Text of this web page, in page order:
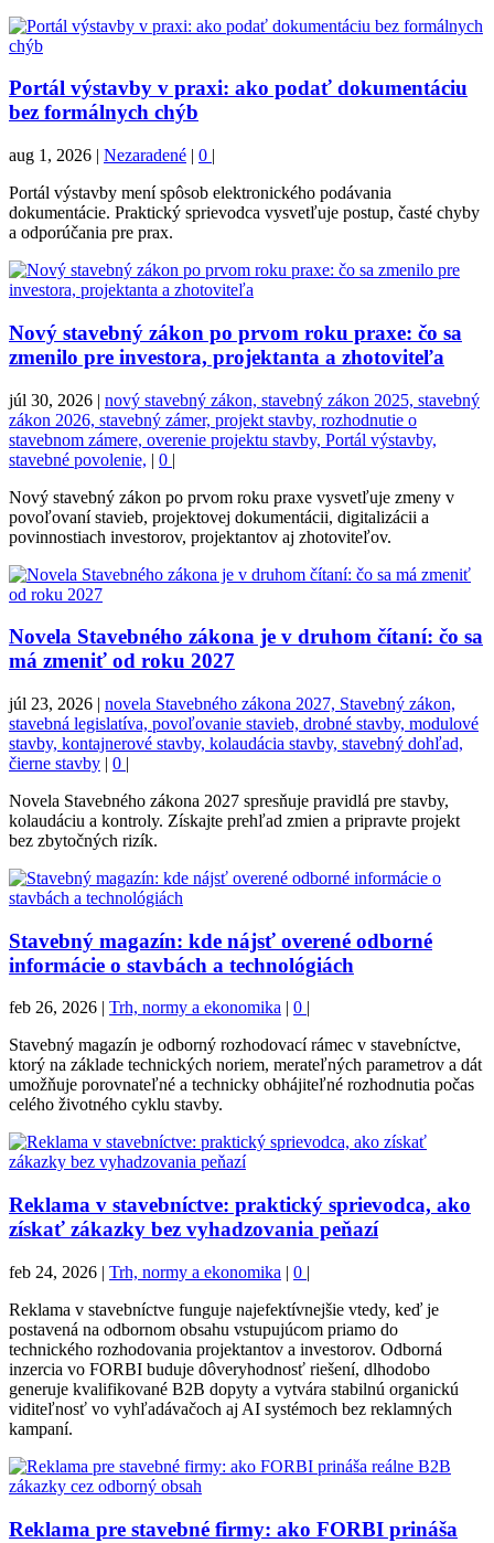
Portál výstavby v praxi: ako podať dokumentáciu
bez formálnych chýb
aug 1, 2026 | Nezaradené | 0 |
Portál výstavby mení spôsob elektronického podávania
dokumentácie. Praktický sprievodca vysvetľuje postup, časté chyby
a odporúčania pre prax.
Nový stavebný zákon po prvom roku praxe: čo sa
zmenilo pre investora, projektanta a zhotoviteľa
júl 30, 2026 | nový stavebný zákon, stavebný zákon 2025, stavebný
zákon 2026, stavebný zámer, projekt stavby, rozhodnutie o
stavebnom zámere, overenie projektu stavby, Portál výstavby,
stavebné povolenie, | 0 |
Nový stavebný zákon po prvom roku praxe vysvetľuje zmeny v
povoľovaní stavieb, projektovej dokumentácii, digitalizácii a
povinnostiach investorov, projektantov aj zhotoviteľov.
Novela Stavebného zákona je v druhom čítaní: čo sa
má zmeniť od roku 2027
júl 23, 2026 | novela Stavebného zákona 2027, Stavebný zákon,
stavebná legislatíva, povoľovanie stavieb, drobné stavby, modulové
stavby, kontajnerové stavby, kolaudácia stavby, stavebný dohľad,
čierne stavby | 0 |
Novela Stavebného zákona 2027 spresňuje pravidlá pre stavby,
kolaudáciu a kontroly. Získajte prehľad zmien a pripravte projekt
bez zbytočných rizík.
Stavebný magazín: kde nájsť overené odborné
informácie o stavbách a technológiách
feb 26, 2026 | Trh, normy a ekonomika | 0 |
Stavebný magazín je odborný rozhodovací rámec v stavebníctve,
ktorý na základe technických noriem, merateľných parametrov a dát
umožňuje porovnateľné a technicky obhájiteľné rozhodnutia počas
celého životného cyklu stavby.
Reklama v stavebníctve: praktický sprievodca, ako
získať zákazky bez vyhadzovania peňazí
feb 24, 2026 | Trh, normy a ekonomika | 0 |
Reklama v stavebníctve funguje najefektívnejšie vtedy, keď je
postavená na odbornom obsahu vstupujúcom priamo do
technického rozhodovania projektantov a investorov. Odborná
inzercia vo FORBI buduje dôveryhodnosť riešení, dlhodobo
generuje kvalifikované B2B dopyty a vytvára stabilnú organickú
viditeľnosť vo vyhľadávačoch aj AI systémoch bez reklamných
kampaní.
Reklama pre stavebné firmy: ako FORBI prináša